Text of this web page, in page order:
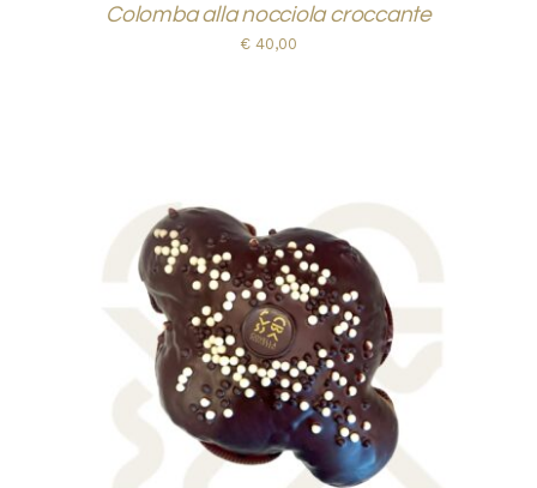
Colomba alla nocciola croccante
€ 40,00
AGGIUNGI AL CARRELLO
/
DETTAGLI